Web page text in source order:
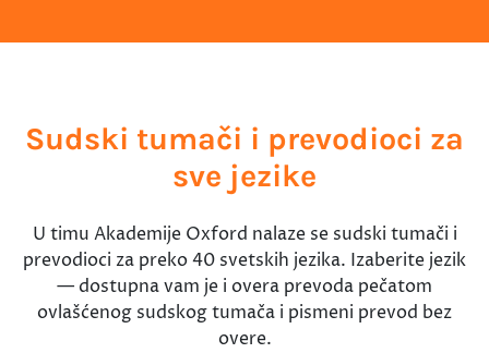
Sudski tumači i prevodioci za
sve jezike
U timu Akademije Oxford nalaze se sudski tumači i
prevodioci za preko 40 svetskih jezika. Izaberite jezik
— dostupna vam je i overa prevoda pečatom
ovlašćenog sudskog tumača i pismeni prevod bez
overe.